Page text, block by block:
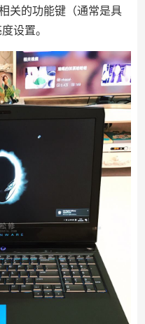
关的功能键（通常是具
设置。